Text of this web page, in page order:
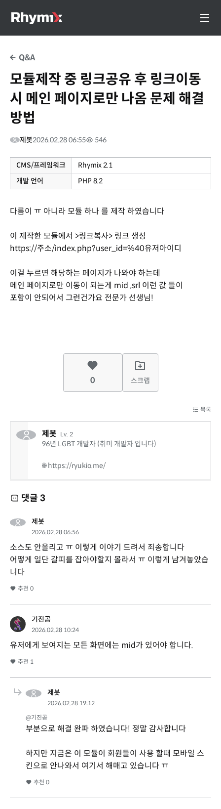
Q&A
모듈제작 중 링크공유 후 링크이동
시 메인 페이지로만 나옴 문제 해결
방법
제봇2026.02.28 06:55 546
CMS/프레임워크
Rhymix 2.1
개발 언어
PHP 8.2
다름이 ㅠ 아니라 모듈 하나 를 제작 하였습니다
이 제작한 모듈에서 >링크복사> 링크 생성
https://주소/index.php?user_id=%40유저아이디
이걸 누르면 해당하는 페이지가 나와야 하는데
메인 페이지로만 이동이 되는게 mid ,srl 이런 값 들이
포함이 안되어서 그런건가요 전문가 선생님!
0 스크랩
목록
제봇 Lv. 2
96년 LGBT 개발자 (취미 개발자 입니다)
🌐 https://ryukio.me/
댓글 3
제봇
2026.02.28 06:56
소스도 안올리고 ㅠ 이렇게 이야기 드려서 죄송합니다
어떻게 일단 갈피를 잡아야할지 몰라서 ㅠ 이렇게 남겨놓았습
니다
추천 0
기진곰
2026.02.28 10:24
유저에게 보여지는 모든 화면에는 mid가 있어야 합니다.
추천 1
제봇
2026.02.28 19:12
@기진곰
부분으로 해결 완파 하였습니다! 정말 감사합니다
하지만 지금은 이 모듈이 회원들이 사용 할때 모바일 스
킨으로 안나와서 여기서 해매고 있습니다 ㅠ
추천 0